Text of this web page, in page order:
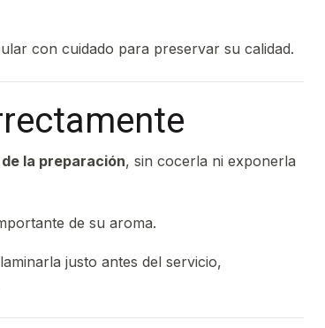
con cuidado para preservar su calidad.
la preparación, sin cocerla ni exponerla
de su aroma.
justo antes del servicio,